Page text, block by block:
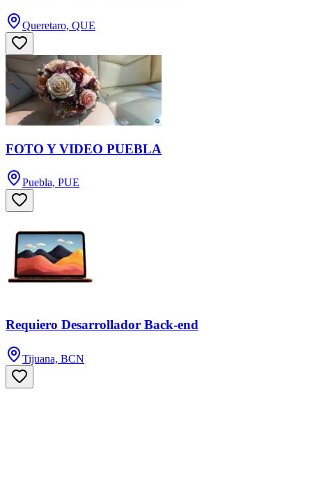
Queretaro, QUE
FOTO Y VIDEO PUEBLA
Puebla, PUE
Requiero Desarrollador Back-end
Tijuana, BCN